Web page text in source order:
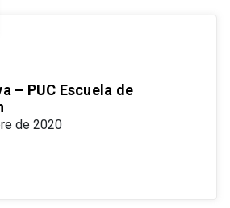
– PUC Escuela de
de 2020